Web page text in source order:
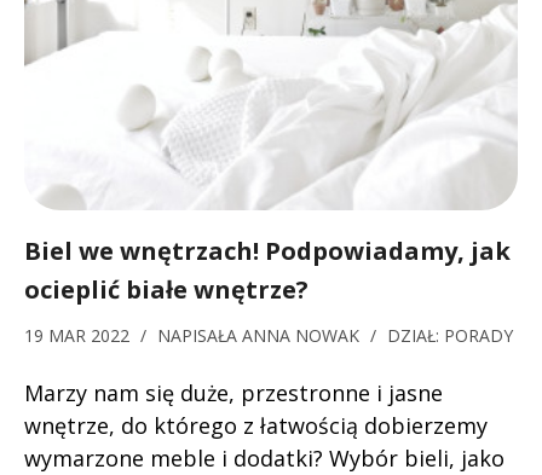
Biel we wnętrzach! Podpowiadamy, jak
ocieplić białe wnętrze?
19 MAR 2022 / NAPISAŁA ANNA NOWAK / DZIAŁ: PORADY
Marzy nam się duże, przestronne i jasne
wnętrze, do którego z łatwością dobierzemy
wymarzone meble i dodatki? Wybór bieli, jako